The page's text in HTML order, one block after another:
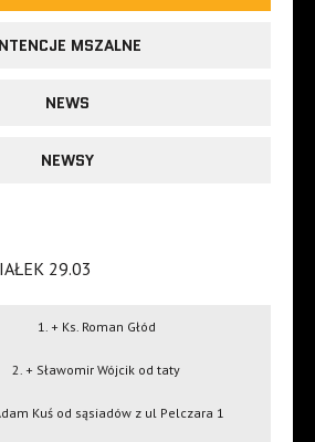
MSZALNE
NEWS
NEWSY
29.03
1. + Ks. Roman Głód
2. + Sławomir Wójcik od taty
Kuś od sąsiadów z ul Pelczara 1